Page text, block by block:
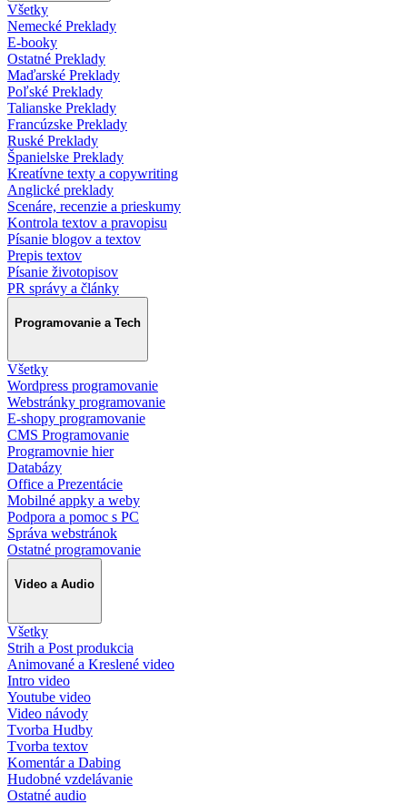
Všetky
Nemecké Preklady
E-booky
Ostatné Preklady
Maďarské Preklady
Poľské Preklady
Talianske Preklady
Francúzske Preklady
Ruské Preklady
Španielske Preklady
Kreatívne texty a copywriting
Anglické preklady
Scenáre, recenzie a prieskumy
Kontrola textov a pravopisu
Písanie blogov a textov
Prepis textov
Písanie životopisov
PR správy a články
Programovanie a Tech
Všetky
Wordpress programovanie
Webstránky programovanie
E-shopy programovanie
CMS Programovanie
Programovnie hier
Databázy
Office a Prezentácie
Mobilné appky a weby
Podpora a pomoc s PC
Správa webstránok
Ostatné programovanie
Video a Audio
Všetky
Strih a Post produkcia
Animované a Kreslené video
Intro video
Youtube video
Video návody
Tvorba Hudby
Tvorba textov
Komentár a Dabing
Hudobné vzdelávanie
Ostatné audio